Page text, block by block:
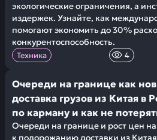
экологические ограничения, а
издержек. Узнайте, как
помогают экономить до 30%
конкурентоспособность.
Техника 4
Очереди на границе как
доставка грузов из Китая в
по карману и как не
Очереди на границе и рост цен
к подорожанию доставки из